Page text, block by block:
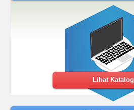
Lihat Katalog